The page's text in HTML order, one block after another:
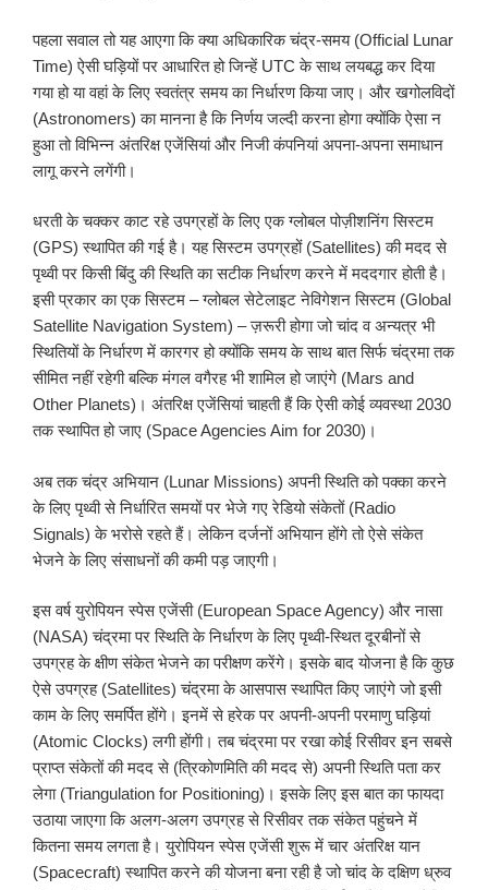
पहला सवाल तो यह आएगा कि क्या अधिकारिक चंद्र-समय (Official Lunar
Time) ऐसी घड़ियों पर आधारित हो जिन्हें UTC के साथ लयबद्ध कर दिया
गया हो या वहां के लिए स्वतंत्र समय का निर्धारण किया जाए। और खगोलविदों
(Astronomers) का मानना है कि निर्णय जल्दी करना होगा क्योंकि ऐसा न
हुआ तो विभिन्न अंतरिक्ष एजेंसियां और निजी कंपनियां अपना-अपना समाधान
लागू करने लगेंगी।
धरती के चक्कर काट रहे उपग्रहों के लिए एक ग्लोबल पोज़ीशनिंग सिस्टम
(GPS) स्थापित की गई है। यह सिस्टम उपग्रहों (Satellites) की मदद से
पृथ्वी पर किसी बिंदु की स्थिति का सटीक निर्धारण करने में मददगार होती है।
इसी प्रकार का एक सिस्टम – ग्लोबल सेटेलाइट नेविगेशन सिस्टम (Global
Satellite Navigation System) – ज़रूरी होगा जो चांद व अन्यत्र भी
स्थितियों के निर्धारण में कारगर हो क्योंकि समय के साथ बात सिर्फ चंद्रमा तक
सीमित नहीं रहेगी बल्कि मंगल वगैरह भी शामिल हो जाएंगे (Mars and
Other Planets)। अंतरिक्ष एजेंसियां चाहती हैं कि ऐसी कोई व्यवस्था 2030
तक स्थापित हो जाए (Space Agencies Aim for 2030)।
अब तक चंद्र अभियान (Lunar Missions) अपनी स्थिति को पक्का करने
के लिए पृथ्वी से निर्धारित समयों पर भेजे गए रेडियो संकेतों (Radio
Signals) के भरोसे रहते हैं। लेकिन दर्जनों अभियान होंगे तो ऐसे संकेत
भेजने के लिए संसाधनों की कमी पड़ जाएगी।
इस वर्ष युरोपियन स्पेस एजेंसी (European Space Agency) और नासा
(NASA) चंद्रमा पर स्थिति के निर्धारण के लिए पृथ्वी-स्थित दूरबीनों से
उपग्रह के क्षीण संकेत भेजने का परीक्षण करेंगे। इसके बाद योजना है कि कुछ
ऐसे उपग्रह (Satellites) चंद्रमा के आसपास स्थापित किए जाएंगे जो इसी
काम के लिए समर्पित होंगे। इनमें से हरेक पर अपनी-अपनी परमाणु घड़ियां
(Atomic Clocks) लगी होंगी। तब चंद्रमा पर रखा कोई रिसीवर इन सबसे
प्राप्त संकेतों की मदद से (त्रिकोणमिति की मदद से) अपनी स्थिति पता कर
लेगा (Triangulation for Positioning)। इसके लिए इस बात का फायदा
उठाया जाएगा कि अलग-अलग उपग्रह से रिसीवर तक संकेत पहुंचने में
कितना समय लगता है। युरोपियन स्पेस एजेंसी शुरू में चार अंतरिक्ष यान
(Spacecraft) स्थापित करने की योजना बना रही है जो चांद के दक्षिण ध्रुव